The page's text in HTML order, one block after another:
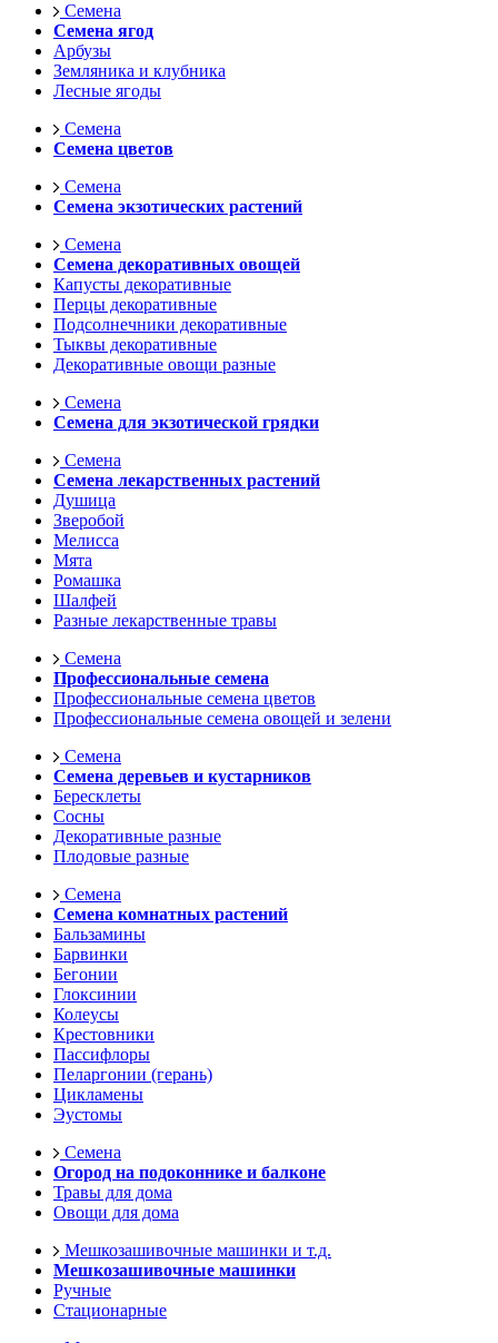
Семена
Семена ягод
Арбузы
Земляника и клубника
Лесные ягоды
Семена
Семена цветов
Семена
Семена экзотических растений
Семена
Семена декоративных овощей
Капусты декоративные
Перцы декоративные
Подсолнечники декоративные
Тыквы декоративные
Декоративные овощи разные
Семена
Семена для экзотической грядки
Семена
Семена лекарственных растений
Душица
Зверобой
Мелисса
Мята
Ромашка
Шалфей
Разные лекарственные травы
Семена
Профессиональные семена
Профессиональные семена цветов
Профессиональные семена овощей и зелени
Семена
Семена деревьев и кустарников
Бересклеты
Сосны
Декоративные разные
Плодовые разные
Семена
Семена комнатных растений
Бальзамины
Барвинки
Бегонии
Глоксинии
Колеусы
Крестовники
Пассифлоры
Пеларгонии (герань)
Цикламены
Эустомы
Семена
Огород на подоконнике и балконе
Травы для дома
Овощи для дома
Мешкозашивочные машинки и т.д.
Мешкозашивочные машинки
Ручные
Стационарные